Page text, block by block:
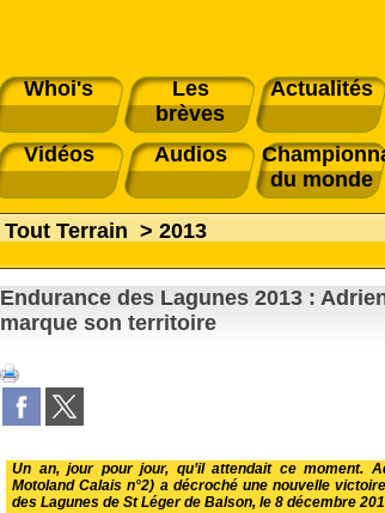
Whoi's
Les
brèves
Actualités
Vidéos
Audios
du monde
Tout Terrain > 2013
Endurance des Lagunes 2013 :
marque son territoire
Un an, jour pour jour, qu’il attendait ce moment.
Motoland Calais n°2) a décroché une nouvelle
des Lagunes de St Léger de Balson, le 8 décembre